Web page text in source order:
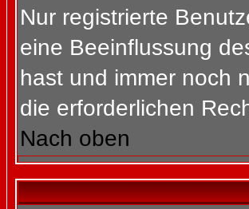
Nur registrierte
eine Beeinflussung
hast und immer noch
die erforderlichen
Nach oben